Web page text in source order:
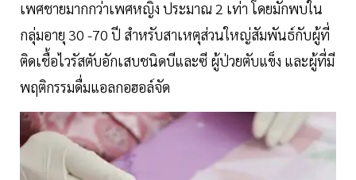
เพศชายมากกว่าเพศหญิง ประมาณ 2 เท่า โดยมักพบใน
กลุ่มอายุ 30 -70 ปี สำหรับสาเหตุส่วนใหญ่สัมพันธ์กับผู้ที่
ติดเชื้อไวรัสตับอักเสบชนิดบีและซี ผู้ป่วยตับแข็ง และผู้ที่มี
พฤติกรรมดื่มแอลกอฮอล์จัด